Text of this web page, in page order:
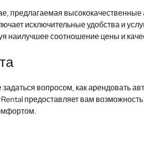
предлагаемая
исключительные удобства и
наилучшее соотношение цены и
вопросом, как арендовать
предоставляет вам